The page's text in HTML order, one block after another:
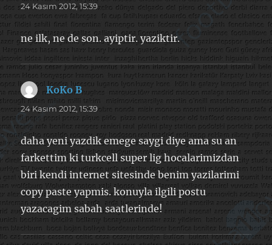
ki:
24 Kasım 2012, 15:39
ne ilk, ne de son. ayiptir. yaziktir.
KoKo Bdedi
ki:
24 Kasım 2012, 15:39
daha yeni yazdik emege saygi diye ama su an
farkettim ki turkcell super lig hocalarimizdan
biri kendi internet sitesinde benim yazilarimi
copy paste yapmis. konuyla ilgili postu
yazacagim sabah saatlerinde!